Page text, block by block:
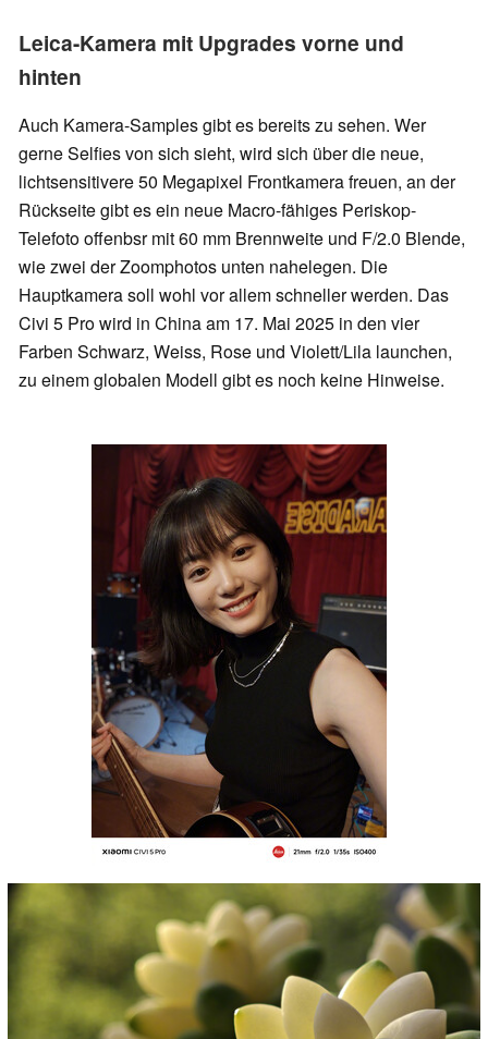
Leica-Kamera mit Upgrades vorne und
hinten
Auch Kamera-Samples gibt es bereits zu sehen. Wer
gerne Selfies von sich sieht, wird sich über die neue,
lichtsensitivere 50 Megapixel Frontkamera freuen, an der
Rückseite gibt es ein neue Macro-fähiges Periskop-
Telefoto offenbsr mit 60 mm Brennweite und F/2.0 Blende,
wie zwei der Zoomphotos unten nahelegen. Die
Hauptkamera soll wohl vor allem schneller werden. Das
Civi 5 Pro wird in China am 17. Mai 2025 in den vier
Farben Schwarz, Weiss, Rose und Violett/Lila launchen,
zu einem globalen Modell gibt es noch keine Hinweise.